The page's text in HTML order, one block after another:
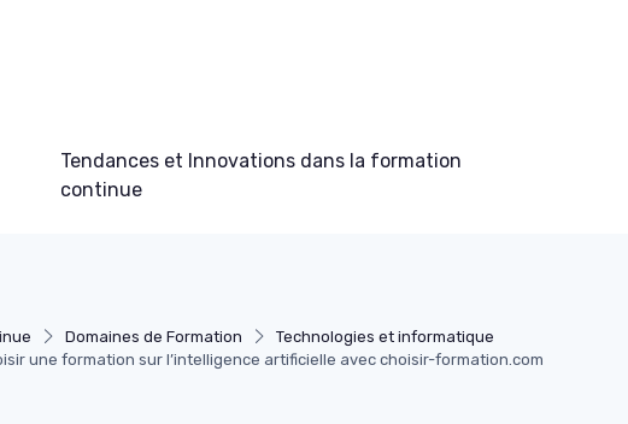
Tendances et Innovations dans la formation
continue
Domaines de Formation
Technologies et informatique
une formation sur l’intelligence artificielle avec choisir-formation.com